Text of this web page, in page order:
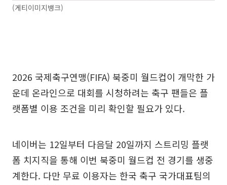
(게티이미지뱅크)
2026 국제축구연맹(FIFA) 북중미 월드컵이 개막한 가
운데 온라인으로 대회를 시청하려는 축구 팬들은 플
랫폼별 이용 조건을 미리 확인할 필요가 있다.
네이버는 12일부터 다음달 20일까지 스트리밍 플랫
폼 치지직을 통해 이번 북중미 월드컵 전 경기를 생중
계한다. 다만 무료 이용자는 한국 축구 국가대표팀의